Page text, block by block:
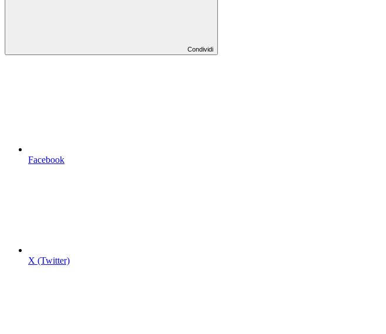
Condividi
Facebook
X (Twitter)